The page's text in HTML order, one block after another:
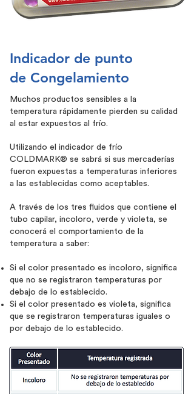
Indicador de punto
de Congelamiento
Muchos productos sensibles a la
temperatura rápidamente pierden su calidad
al estar expuestos al frío.
Utilizando el indicador de frío
COLDMARK® se sabrá si sus mercaderías
fueron expuestas a temperaturas inferiores
a las establecidas como aceptables.
A través de los tres fluidos que contiene el
tubo capilar, incoloro, verde y violeta, se
conocerá el comportamiento de la
temperatura a saber:
Si el color presentado es incoloro, significa
que no se registraron temperaturas por
debajo de lo establecido.
Si el color presentado es violeta, significa
que se registraron temperaturas iguales o
por debajo de lo establecido.